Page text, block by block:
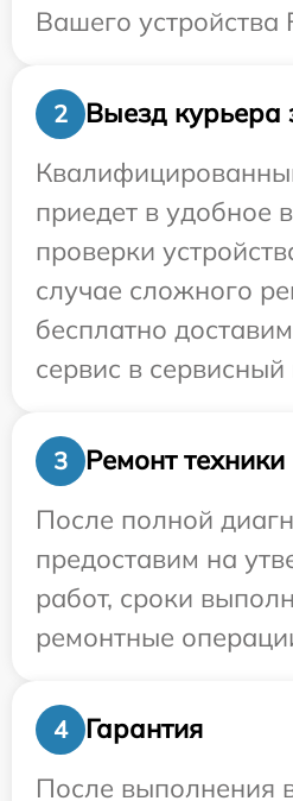
Вашего устройства
2
Выезд курьера
приедет в удобное
проверки
случае сложного
бесплатно
сервис в
3
Ремонт техники
После полной
предоставим на
работ, сроки
ремонтные
4
Гарантия
После выполнения